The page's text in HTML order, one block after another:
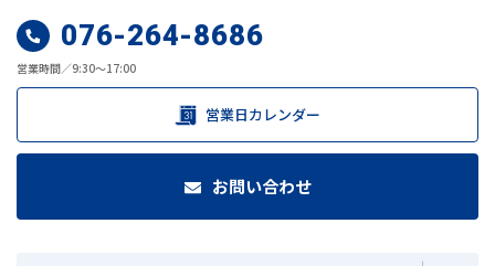
076-264-8686
営業時間／9:30～17:00
営業日カレンダー
お問い合わせ